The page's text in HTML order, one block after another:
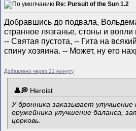
Re: Pursuit of the Sun 1.2
Добравшись до подвала,
странное лязганье, стоны и вопли
-- Святая пустота, -- Гита на
спину хозяина. -- Может, ну его
Добавлено через 21 минуту
Heroist
У бронника заказывает улучшение
оружейника улучшение баланса,
церковь.